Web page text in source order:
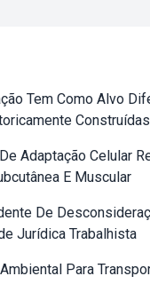
Tem Como Alvo
Construídas
Adaptação Celular
E Muscular
De
Jurídica Trabalhista
Para